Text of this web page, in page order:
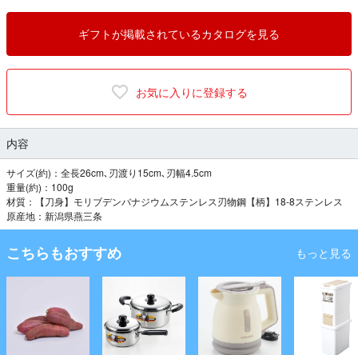
ギフトが掲載されているカタログを見る
お気に入りに登録する
内容
サイズ(約)：全長26cm､刃渡り15cm､刃幅4.5cm
重量(約)：100g
材質：【刀身】モリブデンバナジウムステンレス刃物鋼【柄】18-8ステンレス
原産地：新潟県燕三条
こちらもおすすめ もっと見る